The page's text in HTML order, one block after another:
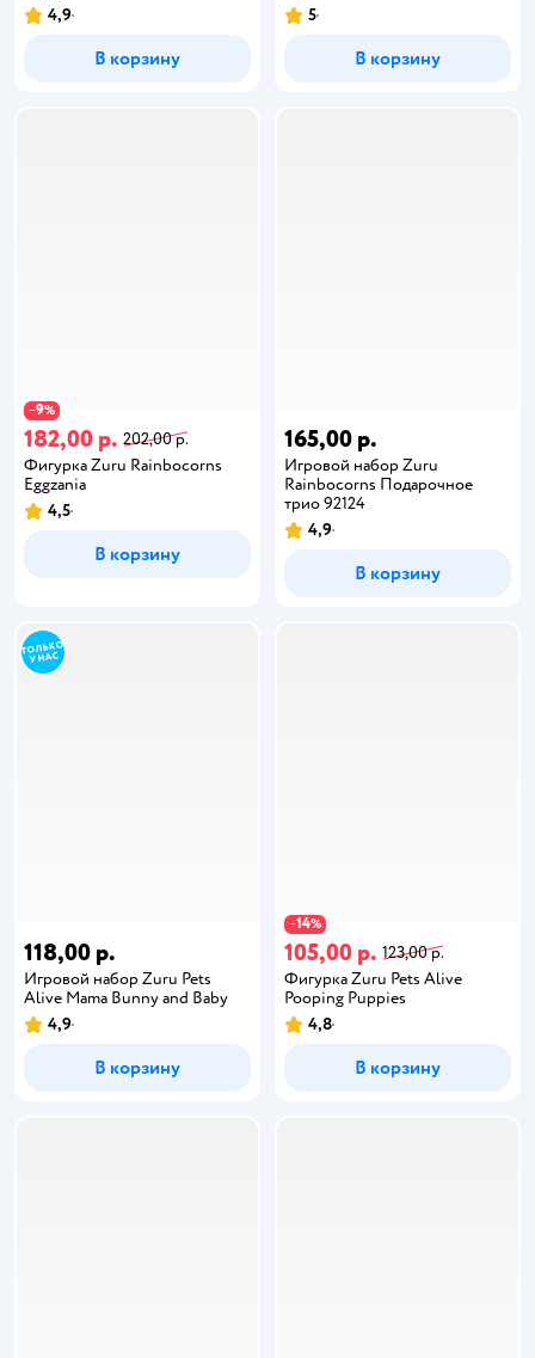
4,9
В корзину
5
В корзину
−9%
182,00 р. 202,00 р.
Фигурка Zuru Rainbocorns
Eggzania
4,5
В корзину
165,00 р.
Игровой набор Zuru
Rainbocorns Подарочное
трио 92124
4,9
В корзину
118,00 р.
Игровой набор Zuru Pets
Alive Mama Bunny and Baby
4,9
В корзину
−14%
105,00 р. 123,00 р.
Фигурка Zuru Pets Alive
Pooping Puppies
4,8
В корзину